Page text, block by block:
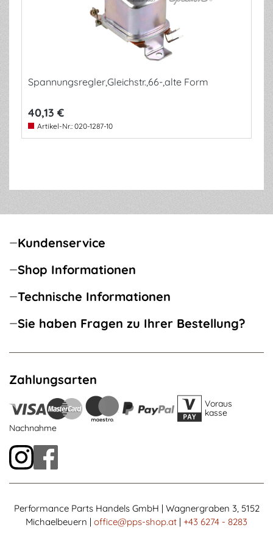
Spannungsregler,Gleichstr.,66-,alte Form
40,13 €
Artikel-Nr.: 020-1287-10
Kundenservice
Shop Informationen
Technische Informationen
Sie haben Fragen zu Ihrer Bestellung?
Zahlungsarten
Voraus
kasse
Nachnahme
Performance Parts Handels GmbH | Wagnergraben 3, 5152
Michaelbeuern | office@pps-shop.at | +43 6274 - 8283